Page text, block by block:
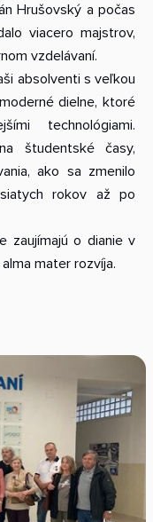
Hrušovský a počas
viacero majstrov,
vzdelávaní.
absolventi s veľkou
dielne, ktoré
technológiami.
študentské časy,
ako sa zmenilo
rokov až po
zaujímajú o dianie v
mater rozvíja.